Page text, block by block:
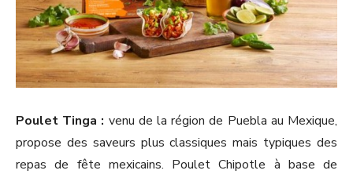
Poulet Tinga : venu de la région de Puebla au Mexique,
propose des saveurs plus classiques mais typiques des
repas de fête mexicains. Poulet Chipotle à base de